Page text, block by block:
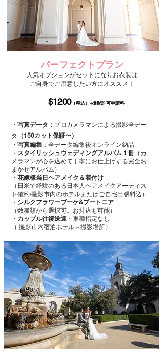
パーフェクトプラン
人気オプションがセットになり お衣装は
ご自身でご用意したい方にオススメ！
$1200（税込）+撮影許可申請料
・写真データ： プロカメラマンによる撮影全デー
タ
（150カット保証〜）
・ 写真編集 ：全データ編集後オンライン納品
・ スタイリッシュウェディングアルバム１冊 （ カ
メラマンが心を込めて丁寧にお仕上げする完全お
まかせアルバム）
・ 花嫁様当日ヘアメイク＆着付け
（日米で経験のある日本人ヘアメイクアーティス
ト確約/撮影市内のホテルまたはご自宅出張料込）
・ シルクフラワーブーケ&ブートニア
（数種類から選択可。お持込も可能）
・ カップル往復送迎 ・車種指定なし
（ 撮影市内宿泊ホテル⇔撮影場所）​​